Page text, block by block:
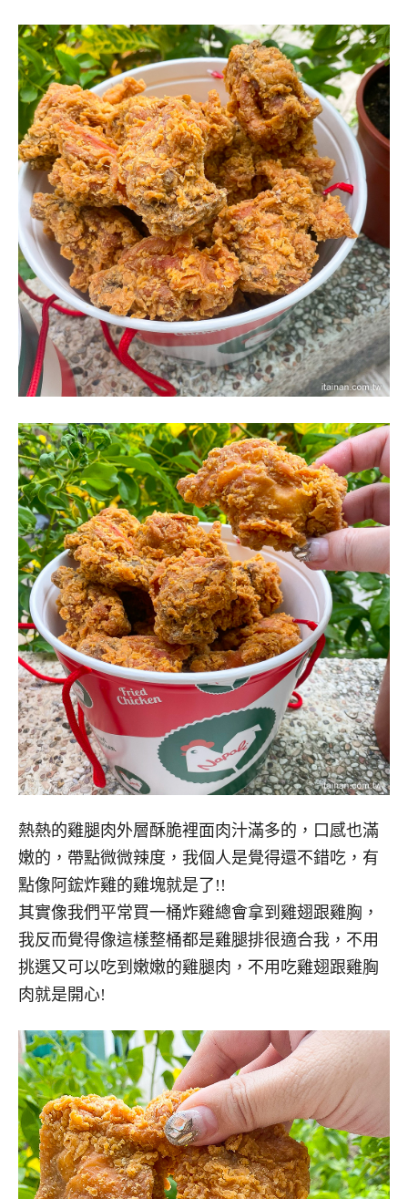
熱熱的雞腿肉外層酥脆裡面肉汁滿多的，口感也滿
嫩的，帶點微微辣度，我個人是覺得還不錯吃，有
點像阿鋐炸雞的雞塊就是了!!
其實像我們平常買一桶炸雞總會拿到雞翅跟雞胸，
我反而覺得像這樣整桶都是雞腿排很適合我，不用
挑選又可以吃到嫩嫩的雞腿肉，不用吃雞翅跟雞胸
肉就是開心!